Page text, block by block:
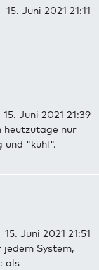
15. Juni 2021 21:11
15. Juni 2021 21:39
heutzutage nur
und "kühl".
15. Juni 2021 21:51
jedem System,
als